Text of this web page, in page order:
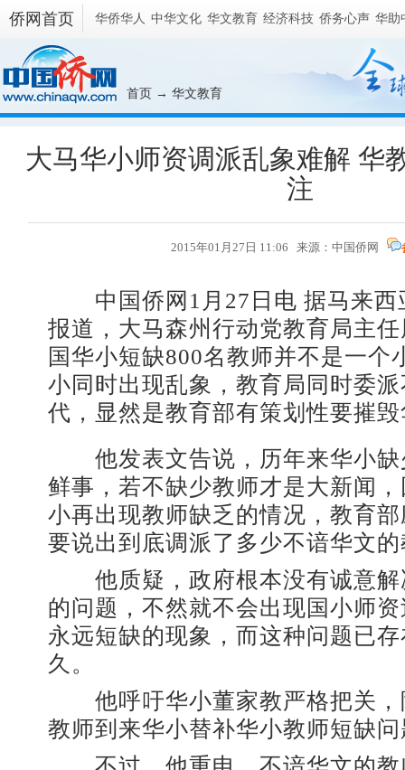
侨网首页 华侨华人 中华文化 华文教育 经济科技 侨务心声 华助
首页 → 华文教育
大马华小师资调派乱象难解 华
注
2015年01月27日 11:06 来源： 中国侨网
中国侨网1月27日电 据马来西
报道，大马森州行动党教育局主
国华小短缺800名教师并不是一个
小同时出现乱象，教育局同时委
代，显然是教育部有策划性要摧
他发表文告说，历年来华小缺
鲜事，若不缺少教师才是大新闻
小再出现教师缺乏的情况，教育
要说出到底调派了多少不谙华文
他质疑，政府根本没有诚意解
的问题，不然就不会出现国小师
永远短缺的现象，而这种问题已
久。
他呼吁华小董家教严格把关，
教师到来华小替补华小教师短缺